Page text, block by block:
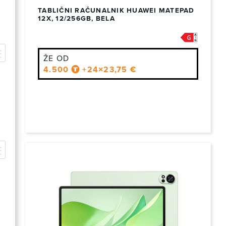
Če želite izkušnjo na višjem nivoju, priporočamo naprave, kot je
Samsung Galaxy Tab z AMOLED zaslonom, ki ponuja osupljiv
kontrast, žive barve in podporo za 4K video vsebine. V
kombinaciji z močnimi stereo zvočniki dobite pravo kino
izkušnjo v naročju.
Zakaj kupovati tablice prek T-2 kluba ugodnosti?
Ekskluzivne cene in popusti za T-2 člane
Nekateri modeli vključujejo dodatke, večinoma pa so zaščitne
opreme na voljo ločeno. Priporočamo, da jih dodate ob naročilu
2. Ali lahko na tablico namestim Office in druge
poslovne aplikacije?
TABLIČNI RAČUNALNIK HUAWEI MATEPAD
12X, 12/256GB, BELA
ŽE OD
4.500
+24×23,75 €